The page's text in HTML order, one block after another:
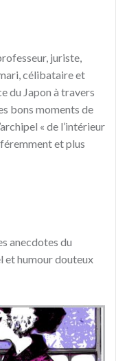
juriste,
célibataire et
du Japon à travers
bons moments de
« de l’intérieur
et plus
anecdotes du
et humour douteux